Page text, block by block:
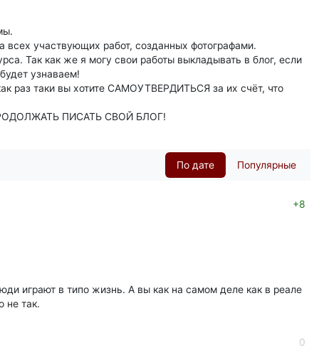
участвующих работ, созданных фотографами.
Так как же я могу свои работы выкладывать в блог, если
узнаваем!
раз таки вы хотите САМОУТВЕРДИТЬСЯ за их счёт, что
ПИСАТЬ СВОЙ БЛОГ!
По дате Популярные
+8
играют в типо жизнь. А вы как на самом деле как в реале
не так.
0